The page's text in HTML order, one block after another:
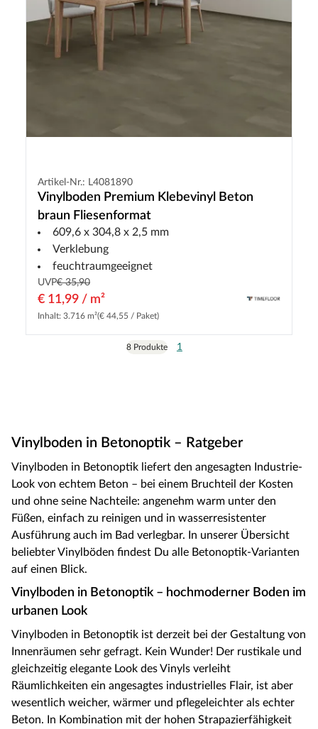
Artikel-Nr.: L4081890
Vinylboden Premium Klebevinyl Beton
braun Fliesenformat
609,6 x 304,8 x 2,5 mm
Verklebung
feuchtraumgeeignet
UVP€ 35,90
€ 11,99 / m²
Inhalt: 3.716 m²(€ 44,55 / Paket)
8 Produkte 1
Vinylboden in Betonoptik – Ratgeber
Vinylboden in Betonoptik liefert den angesagten Industrie-
Look von echtem Beton – bei einem Bruchteil der Kosten
und ohne seine Nachteile: angenehm warm unter den
Füßen, einfach zu reinigen und in wasserresistenter
Ausführung auch im Bad verlegbar. In unserer Übersicht
beliebter Vinylböden findest Du alle Betonoptik-Varianten
auf einen Blick.
Vinylboden in Betonoptik – hochmoderner Boden im
urbanen Look
Vinylboden in Betonoptik ist derzeit bei der Gestaltung von
Innenräumen sehr gefragt. Kein Wunder! Der rustikale und
gleichzeitig elegante Look des Vinyls verleiht
Räumlichkeiten ein angesagtes industrielles Flair, ist aber
wesentlich weicher, wärmer und pflegeleichter als echter
Beton. In Kombination mit der hohen Strapazierfähigkeit